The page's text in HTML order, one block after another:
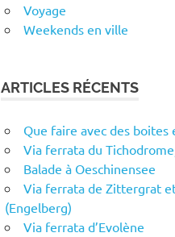
Voyage
Weekends en ville
ARTICLES RÉCENTS
Que faire avec des boites
Via ferrata du
Balade à Oeschinensee
Via ferrata de Zittergrat
(Engelberg)
Via ferrata d’Evolène